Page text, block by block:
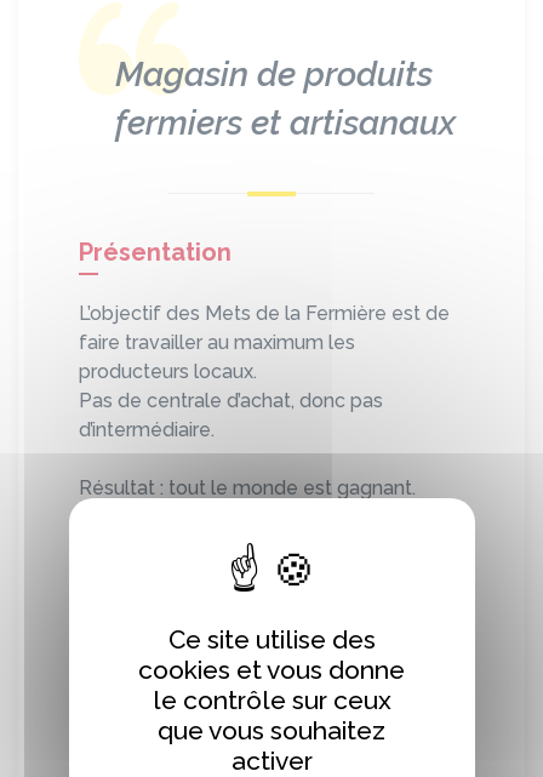
Magasin de produits
fermiers et artisanaux
Présentation
L’objectif des Mets de la Fermière est de
faire travailler au maximum les
producteurs locaux.
Pas de centrale d’achat, donc pas
d’intermédiaire.
Résultat : tout le monde est gagnant.
En venant aux Mets de la Fermière, vous
trouverez tout ce qu’il faut pour vous
De l’alimentaire essentiellement, mais pas
Pour le moment, le magasin travaille avec
Ce site utilise des
cookies et vous donne
le contrôle sur ceux
que vous souhaitez
activer